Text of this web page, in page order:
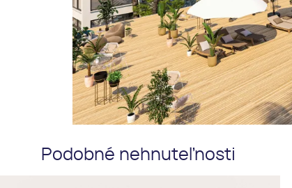
Podobné nehnuteľnosti